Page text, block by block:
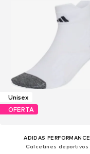
Unisex
OFERTA
ADIDAS PERFORMANCE
Calcetines deportivos